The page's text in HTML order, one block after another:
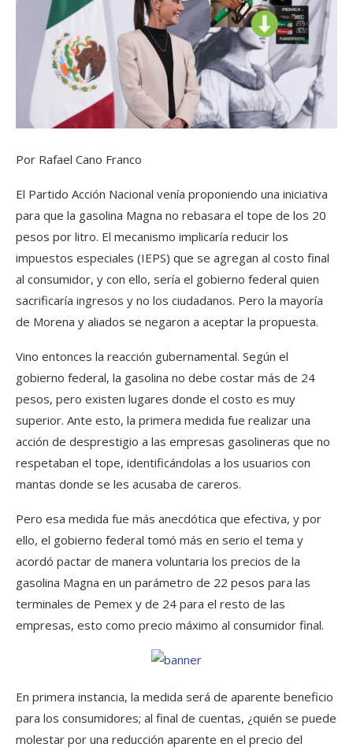
Por Rafael Cano Franco
El Partido Acción Nacional venía proponiendo una iniciativa
para que la gasolina Magna no rebasara el tope de los 20
pesos por litro. El mecanismo implicaría reducir los
impuestos especiales (IEPS) que se agregan al costo final
al consumidor, y con ello, sería el gobierno federal quien
sacrificaría ingresos y no los ciudadanos. Pero la mayoría
de Morena y aliados se negaron a aceptar la propuesta.
Vino entonces la reacción gubernamental. Según el
gobierno federal, la gasolina no debe costar más de 24
pesos, pero existen lugares donde el costo es muy
superior. Ante esto, la primera medida fue realizar una
acción de desprestigio a las empresas gasolineras que no
respetaban el tope, identificándolas a los usuarios con
mantas donde se les acusaba de careros.
Pero esa medida fue más anecdótica que efectiva, y por
ello, el gobierno federal tomó más en serio el tema y
acordó pactar de manera voluntaria los precios de la
gasolina Magna en un parámetro de 22 pesos para las
terminales de Pemex y de 24 para el resto de las
empresas, esto como precio máximo al consumidor final.
En primera instancia, la medida será de aparente beneficio
para los consumidores; al final de cuentas, ¿quién se puede
molestar por una reducción aparente en el precio del